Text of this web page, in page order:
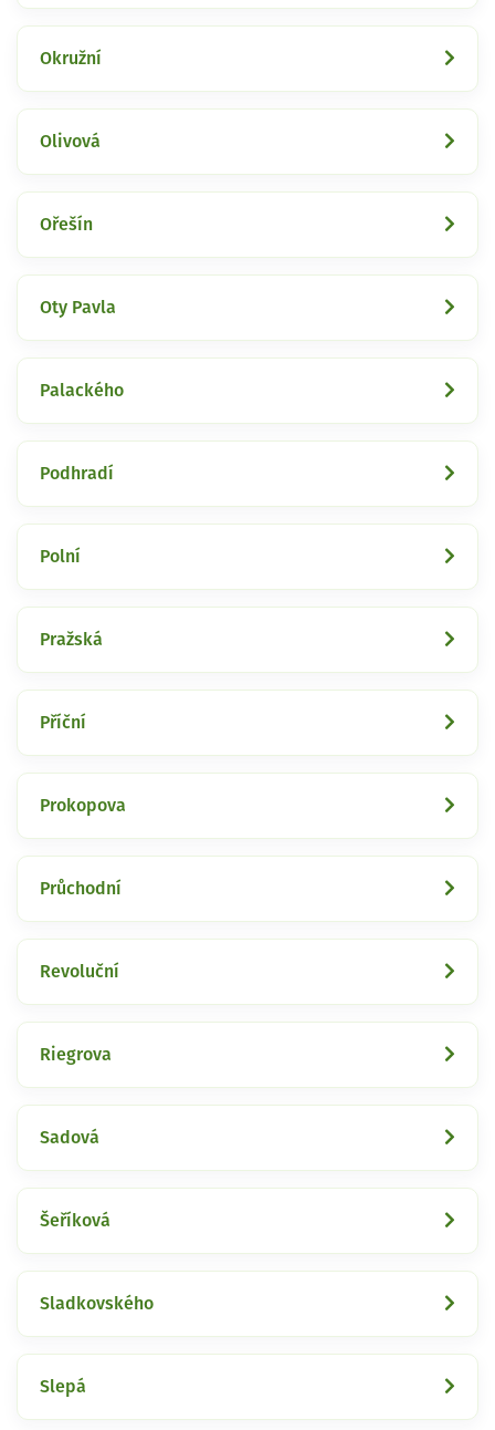
Okružní
Olivová
Ořešín
Oty Pavla
Palackého
Podhradí
Polní
Pražská
Příční
Prokopova
Průchodní
Revoluční
Riegrova
Sadová
Šeříková
Sladkovského
Slepá